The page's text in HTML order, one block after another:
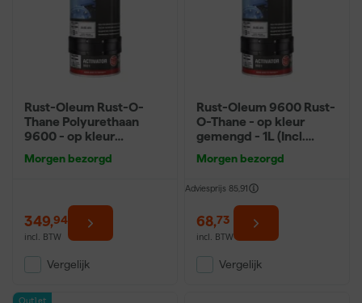
Rust-Oleum Rust-O-
Thane Polyurethaan
9600 - op kleur
Morgen bezorgd
349,94
incl. BTW
Vergelijk
Rust-Oleum 9600 Rust-
O-Thane - op kleur
gemengd - 1L (Incl.
Morgen bezorgd
Adviesprijs 85,91
68,73
incl. BTW
Vergelijk
Outlet